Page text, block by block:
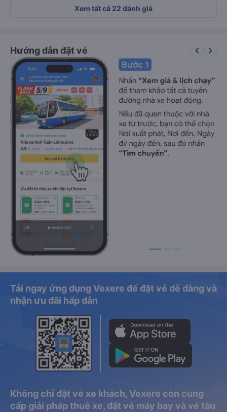
Xem tất cả 22 đánh giá
Hướng dẫn đặt vé keyboard_arrow_left keyboard_arrow_right
Tải ngay ứng dụng Vexere để đặt vé dễ dàng và
nhận ưu đãi hấp dẫn
Không chỉ đặt vé xe khách, Vexere còn cung
cấp giải pháp thuê xe, đặt vé máy bay và vé tàu